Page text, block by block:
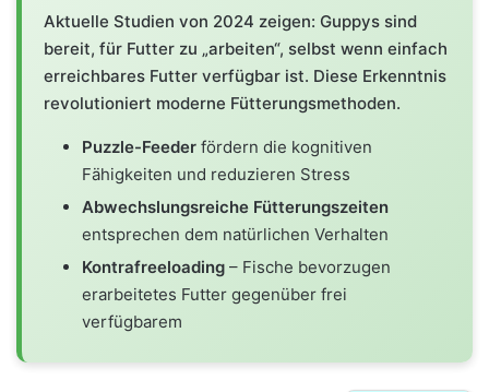
Aktuelle Studien von 2024 zeigen: Guppys sind
bereit, für Futter zu „arbeiten“, selbst wenn einfach
erreichbares Futter verfügbar ist. Diese Erkenntnis
revolutioniert moderne Fütterungsmethoden.
Puzzle-Feeder fördern die kognitiven
Fähigkeiten und reduzieren Stress
Abwechslungsreiche Fütterungszeiten
entsprechen dem natürlichen Verhalten
Kontrafreeloading – Fische bevorzugen
erarbeitetes Futter gegenüber frei
verfügbarem